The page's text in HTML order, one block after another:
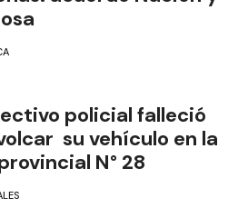
policial falleció
su vehículo en la
N° 28